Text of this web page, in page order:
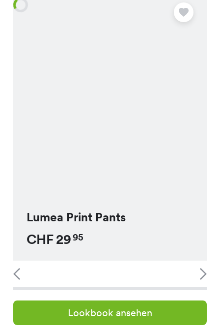
Lumea Print Pants
CHF2995
Lookbook ansehen